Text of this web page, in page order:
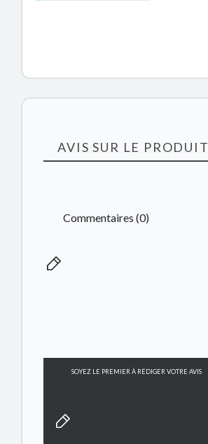
AVIS SUR LE PRODUIT
Commentaires (0)
SOYEZ LE PREMIER À RÉDIGER VOTRE AVIS